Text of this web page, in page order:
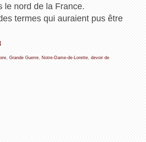
le nord de la France.
termes qui auraient pus être
, Grande Guerre, Notre-Dame-de-Lorette, devoir de